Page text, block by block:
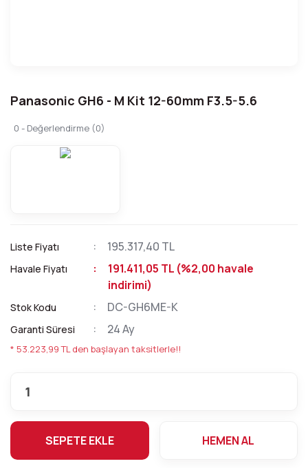
Panasonic GH6 - M Kit 12-60mm F3.5-5.6
0 - Değerlendirme (0)
Liste Fiyatı 195.317,40 TL
Havale Fiyatı
191.411,05 TL (%2,00 havale
indirimi)
Stok Kodu DC-GH6ME-K
Garanti Süresi 24 Ay
* 53.223,99 TL den başlayan taksitlerle!!
SEPETE EKLE HEMEN AL